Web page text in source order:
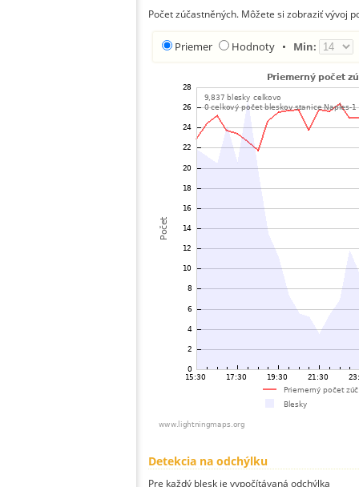
Počet zúčastněných. Môžete si zobraziť vývoj
Priemer Hodnoty • Min:
Detekcia na odchýlku
Pre každý blesk je vypočítávaná odchýlka